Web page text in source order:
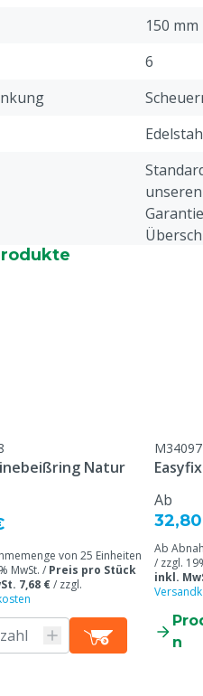
150 mm
6
Ferkel,
Grau
Natur
von 25 Einheiten
MwSt. / Preis pro Stück
7,68 €/ zzgl.
Ab
Ab
/ zzgl.
inkl.
n